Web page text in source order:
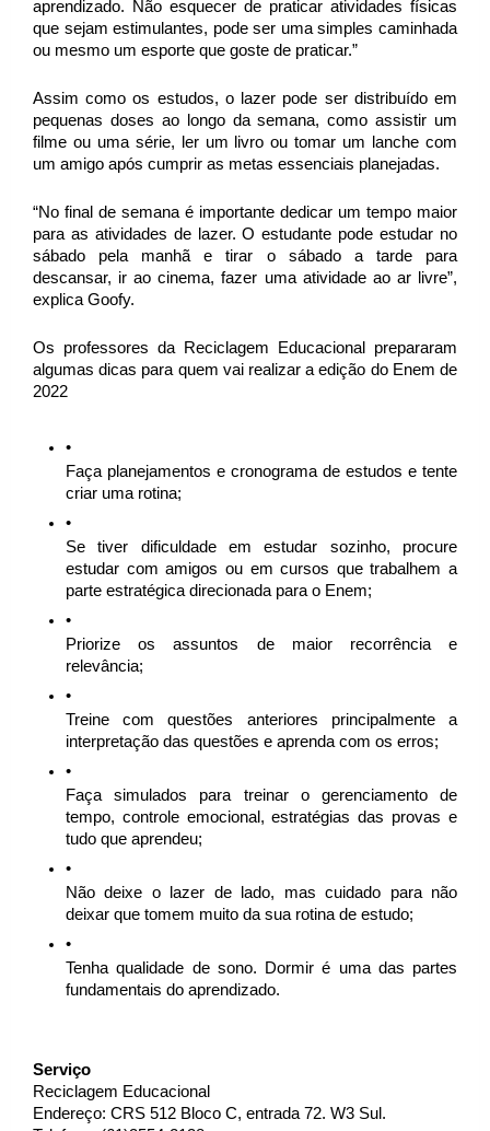
aprendizado. Não esquecer de praticar atividades físicas
que sejam estimulantes, pode ser uma simples caminhada
ou mesmo um esporte que goste de praticar.”
Assim como os estudos, o lazer pode ser distribuído em
pequenas doses ao longo da semana, como assistir um
filme ou uma série, ler um livro ou tomar um lanche com
um amigo após cumprir as metas essenciais planejadas.
“No final de semana é importante dedicar um tempo maior
para as atividades de lazer. O estudante pode estudar no
sábado pela manhã e tirar o sábado a tarde para
descansar, ir ao cinema, fazer uma atividade ao ar livre”,
explica Goofy.
Os professores da Reciclagem Educacional prepararam
algumas dicas para quem vai realizar a edição do Enem de
2022
Faça planejamentos e cronograma de estudos e tente
criar uma rotina;
Se tiver dificuldade em estudar sozinho, procure
estudar com amigos ou em cursos que trabalhem a
parte estratégica direcionada para o Enem;
Priorize os assuntos de maior recorrência e
relevância;
Treine com questões anteriores principalmente a
interpretação das questões e aprenda com os erros;
Faça simulados para treinar o gerenciamento de
tempo, controle emocional, estratégias das provas e
tudo que aprendeu;
Não deixe o lazer de lado, mas cuidado para não
deixar que tomem muito da sua rotina de estudo;
Tenha qualidade de sono. Dormir é uma das partes
fundamentais do aprendizado.
Serviço
Reciclagem Educacional
Endereço: CRS 512 Bloco C, entrada 72. W3 Sul.